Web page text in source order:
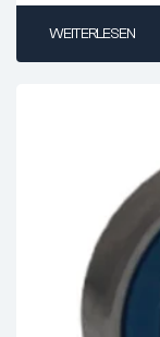
WEITERLESEN